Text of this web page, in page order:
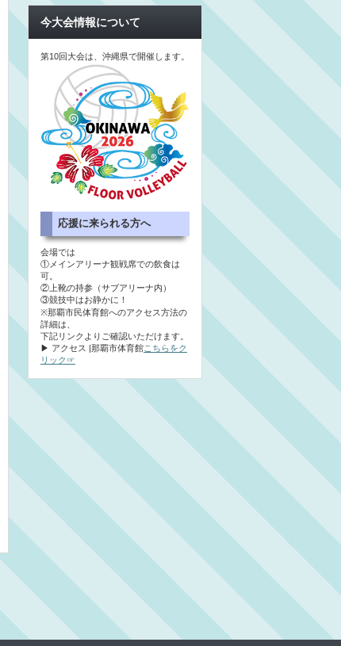
今大会情報について
第10回大会は、沖縄県で開催します。
応援に来られる方へ
会場では
①メインアリーナ観戦席での飲食は
可。
②上靴の持参（サブアリーナ内）
③競技中はお静かに！
※那覇市民体育館へのアクセス方法の
詳細は、
下記リンクよりご確認いただけます。
▶ アクセス |那覇市体育館こちらをク
リック☞